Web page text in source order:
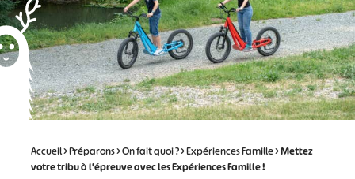
Accueil>Préparons>On fait quoi ?>Expériences Famille>Mettez
votre tribu à l'épreuve avec les Expériences Famille !